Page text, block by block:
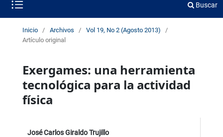
Buscar
Inicio / Archivos / Vol 19, No 2 (Agosto 2013)
/
Artículo original
Exergames: una herramienta
tecnológica para la actividad
física
José Carlos Giraldo Trujillo